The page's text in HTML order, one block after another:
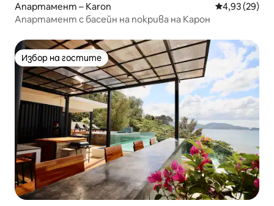
Апартамент – Karon Средна
4,93 (29)
Апартамент с басейн на покрива на Карон
Избор на гостите
Избор на гостите